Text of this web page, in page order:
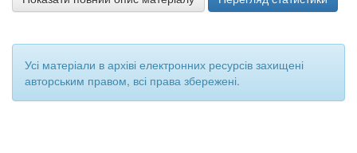
Усі матеріали в архіві електронних ресурсів захищені
авторським правом, всі права збережені.